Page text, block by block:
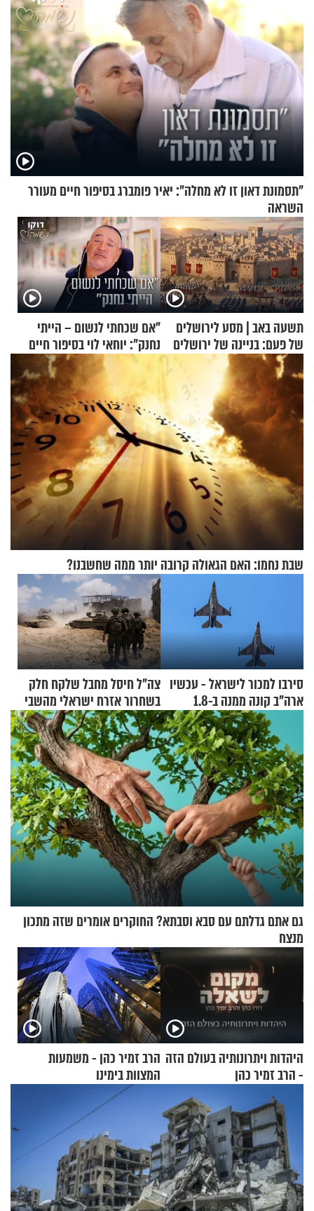
"תסמונת דאון זו לא מחלה": יאיר פומברג בסיפור חיים מעורר
השראה
תשעה באב | מסע לירושלים
של פעם: בניינה של ירושלים
"אם שכחתי לנשום – הייתי
נחנק": יוחאי לוי בסיפור חיים
מעורר השראה
שבת נחמו: האם הגאולה קרובה יותר ממה שחשבנו?
סירבו למכור לישראל - עכשיו
ארה"ב קונה ממנה ב-1.8
מיליארד דולר
צה"ל חיסל מחבל שלקח חלק
בשחרור אזרח ישראלי מהשבי
גם אתם גדלתם עם סבא וסבתא? החוקרים אומרים שזה מתכון
מנצח
היהדות ויתרונותיה בעולם הזה
- הרב זמיר כהן
הרב זמיר כהן - משמעות
המצוות בימינו